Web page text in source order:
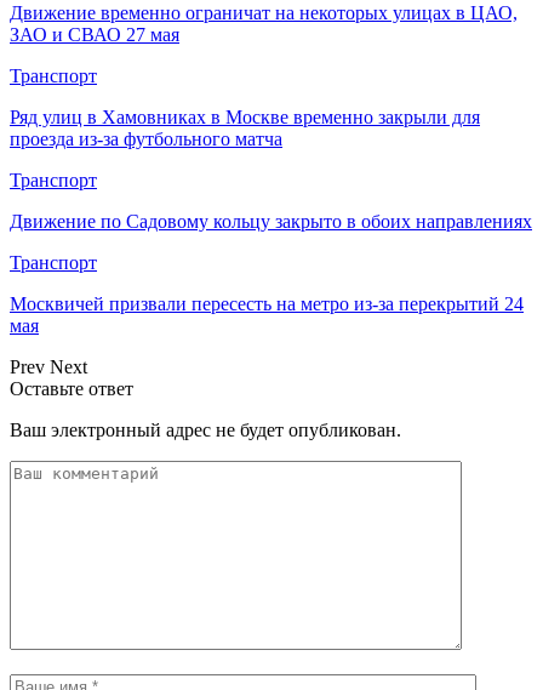
Движение временно ограничат на некоторых улицах в ЦАО,
ЗАО и СВАО 27 мая
Транспорт
Ряд улиц в Хамовниках в Москве временно закрыли для
проезда из-за футбольного матча
Транспорт
Движение по Садовому кольцу закрыто в обоих направлениях
Транспорт
Москвичей призвали пересесть на метро из-за перекрытий 24
мая
Prev Next
Оставьте ответ
Ваш электронный адрес не будет опубликован.